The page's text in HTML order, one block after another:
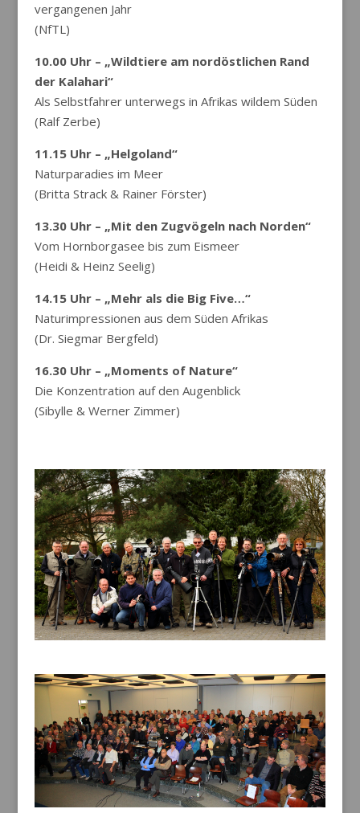
vergangenen Jahr
(NfTL)
10.00 Uhr – „Wildtiere am nordöstlichen Rand
der Kalahari“
Als Selbstfahrer unterwegs in Afrikas wildem Süden
(Ralf Zerbe)
11.15 Uhr – „Helgoland“
Naturparadies im Meer
(Britta Strack & Rainer Förster)
13.30 Uhr – „Mit den Zugvögeln nach Norden“
Vom Hornborgasee bis zum Eismeer
(Heidi & Heinz Seelig)
14.15 Uhr – „Mehr als die Big Five…“
Naturimpressionen aus dem Süden Afrikas
(Dr. Siegmar Bergfeld)
16.30 Uhr – „Moments of Nature“
Die Konzentration auf den Augenblick
(Sibylle & Werner Zimmer)